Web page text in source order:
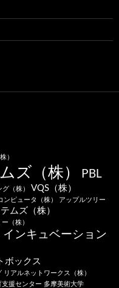
）
ズ（株） PBL
（株） VQS（株）
ンピュータ（株） アップルツリー
ムズ（株）
（株）
ンキュベーション
ボックス
リアルネットワークス（株）
支援センター 多摩美術大学